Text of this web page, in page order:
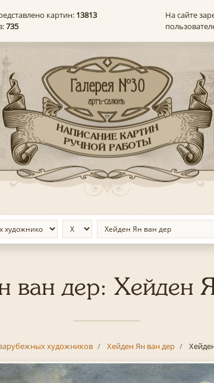
картин: 13813
735
На сайте
ван дер: Хейден
художников Хейден Ян ван дер